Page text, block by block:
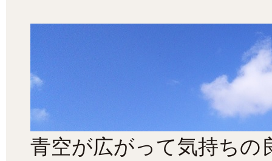
青空が広がって気持ちの